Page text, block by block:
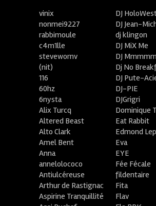
vinix
nonmei9227
rabbimoule
c4m1lle
stevewornv
(nit)
116
60hz
6nysta
Alix Turcq
Altered Beast
Alto Clark
Amel Bent
Anna
annelolococo
Antiulcéreuse
Arthur de Rastignac
Aspirine Tranquillité
DJ
DJ Jean-
dj klingon
DJ MiX Me
DJ
Dj No
DJ Pute-
DJ-PIE
DJGrigri
Dominique
Eat Rabbit
Edmond
Eva
EYE
Fée Fécale
fildentaire
Fita
Flav